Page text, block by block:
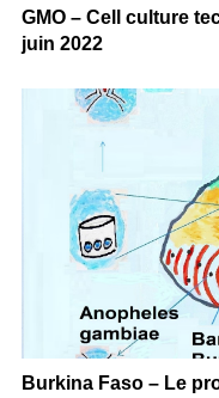
GMO – Cell culture
juin 2022
Burkina Faso – Le